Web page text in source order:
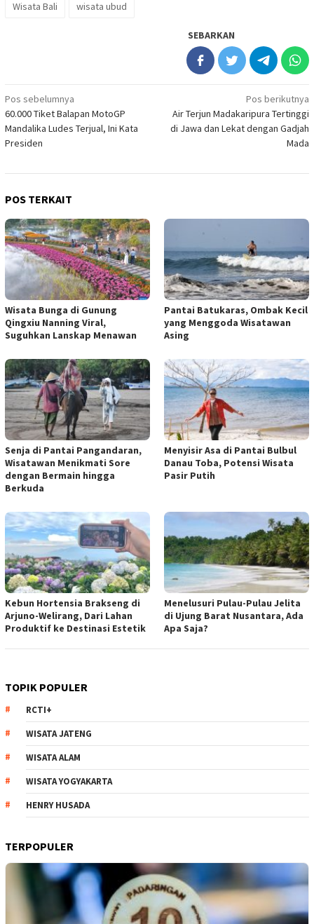
Wisata Bali wisata ubud
SEBARKAN
Navigasi
pos
Pos sebelumnya
60.000 Tiket Balapan MotoGP
Mandalika Ludes Terjual, Ini Kata
Presiden
Pos berikutnya
Air Terjun Madakaripura Tertinggi
di Jawa dan Lekat dengan Gadjah
Mada
POS TERKAIT
Wisata Bunga di Gunung
Qingxiu Nanning Viral,
Suguhkan Lanskap Menawan
Pantai Batukaras, Ombak Kecil
yang Menggoda Wisatawan
Asing
Senja di Pantai Pangandaran,
Wisatawan Menikmati Sore
dengan Bermain hingga
Berkuda
Menyisir Asa di Pantai Bulbul
Danau Toba, Potensi Wisata
Pasir Putih
Kebun Hortensia Brakseng di
Arjuno-Welirang, Dari Lahan
Produktif ke Destinasi Estetik
Menelusuri Pulau-Pulau Jelita
di Ujung Barat Nusantara, Ada
Apa Saja?
TOPIK POPULER
RCTI+
WISATA JATENG
WISATA ALAM
WISATA YOGYAKARTA
HENRY HUSADA
TERPOPULER